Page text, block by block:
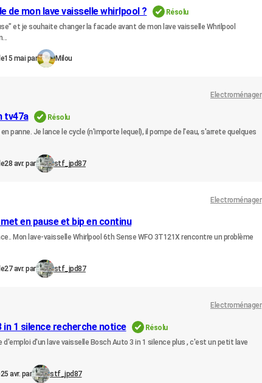
de mon lave vaisselle whirlpool ?
Résolu
et je souhaite changer la facade avant de mon lave vaisselle Whrilpool
15 mai par Milou
Electroménager
tv47a
Résolu
panne. Je lance le cycle (n'importe lequel), il pompe de l'eau, s'arrete quelques
28 avr. par stf_jpd87
Electroménager
en pause et bip en continu
Mon lave-vaisselle Whirlpool 6th Sense WFO 3T121X rencontre un problème
27 avr. par stf_jpd87
Electroménager
in 1 silence recherche notice
Résolu
d'emploi d'un lave vaisselle Bosch Auto 3 in 1 silence plus , c'est un petit lave
25 avr. par stf_jpd87